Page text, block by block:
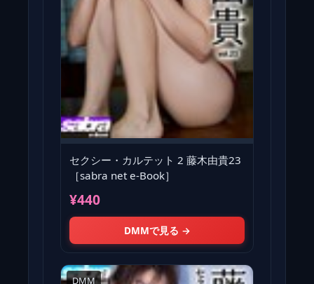
セクシー・カルテット 2 藤木由貴23
［sabra net e-Book］
¥440
DMMで見る →
DMM